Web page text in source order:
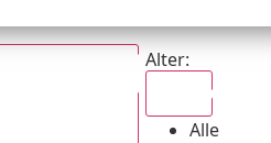
Alter:
Alle